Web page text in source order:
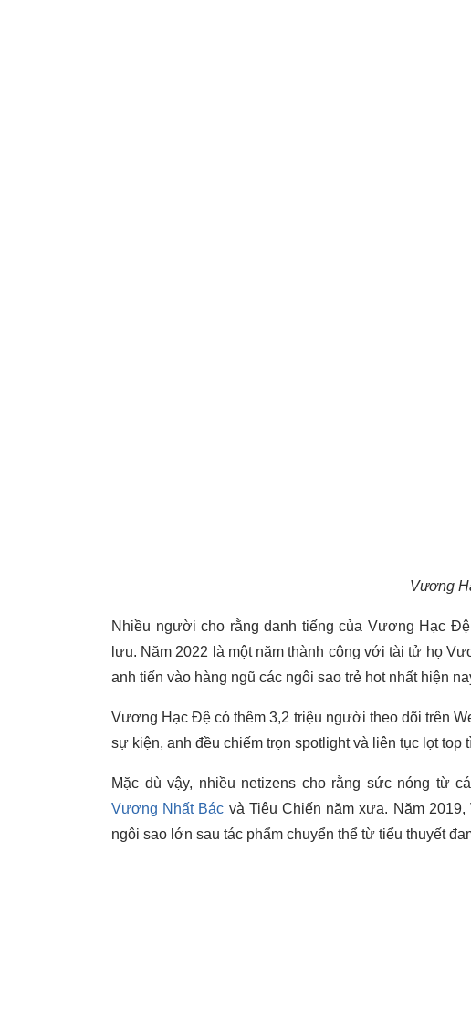
Vương
Nhiều người cho rằng danh tiếng của Vương Hạc
lưu. Năm 2022 là một năm thành công với tài tử họ
anh tiến vào hàng ngũ các ngôi sao trẻ hot nhất hiện
Vương Hạc Đệ có thêm 3,2 triệu người theo dõi trên
sự kiện, anh đều chiếm trọn spotlight và liên tục lọt top
Mặc dù vậy, nhiều netizens cho rằng sức nóng từ
Vương Nhất Bác và Tiêu Chiến năm xưa. Năm
ngôi sao lớn sau tác phẩm chuyển thể từ tiểu thuyết